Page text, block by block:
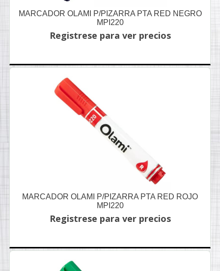
MARCADOR OLAMI P/PIZARRA PTA RED NEGRO
MPI220
Registrese para ver precios
MARCADOR OLAMI P/PIZARRA PTA RED ROJO
MPI220
Registrese para ver precios